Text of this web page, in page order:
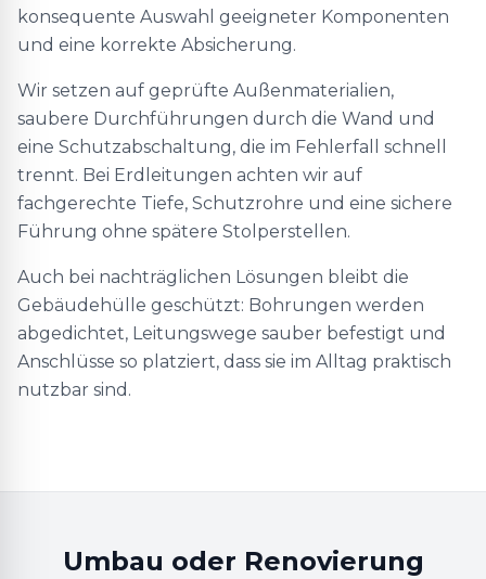
konsequente Auswahl geeigneter Komponenten
und eine korrekte Absicherung.
Wir setzen auf geprüfte Außenmaterialien,
saubere Durchführungen durch die Wand und
eine Schutzabschaltung, die im Fehlerfall schnell
trennt. Bei Erdleitungen achten wir auf
fachgerechte Tiefe, Schutzrohre und eine sichere
Führung ohne spätere Stolperstellen.
Auch bei nachträglichen Lösungen bleibt die
Gebäudehülle geschützt: Bohrungen werden
abgedichtet, Leitungswege sauber befestigt und
Anschlüsse so platziert, dass sie im Alltag praktisch
nutzbar sind.
Umbau oder Renovierung